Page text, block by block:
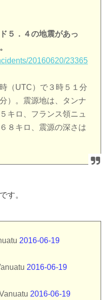
５．４の地震があっ
20160620/23365
（UTC）で３時５１分
）。震源地は、タンナ
キロ、フランス領ニュ
８キロ、震源の深さは
す。
2016-06-19
2016-06-19
2016-06-19